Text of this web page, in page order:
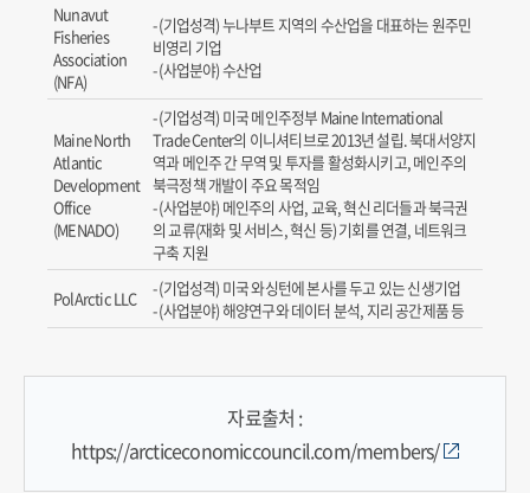
Nunavut
Fisheries
Association
(NFA)
(기업성격) 누나부트 지역의 수산업을 대표하는 원주민
비영리 기업
(사업분야) 수산업
Maine North
Atlantic
Development
Office
(MENADO)
(기업성격) 미국 메인주정부 Maine International
Trade Center의 이니셔티브로 2013년 설립. 북대서양지
역과 메인주 간 무역 및 투자를 활성화시키고, 메인주의
북극정책 개발이 주요 목적임
(사업분야) 메인주의 사업, 교육, 혁신 리더들과 북극권
의 교류(재화 및 서비스, 혁신 등) 기회를 연결, 네트워크
구축 지원
PolArctic LLC
(기업성격) 미국 와싱턴에 본사를 두고 있는 신생기업
(사업분야) 해양연구와 데이터 분석, 지리 공간제품 등
자료출처 :
https://arcticeconomiccouncil.com/members/